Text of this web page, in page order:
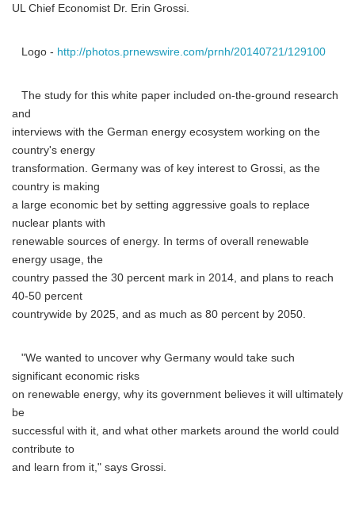
UL Chief Economist Dr. Erin Grossi.
Logo - http://photos.prnewswire.com/prnh/20140721/129100
The study for this white paper included on-the-ground research
and
interviews with the German energy ecosystem working on the
country's energy
transformation. Germany was of key interest to Grossi, as the
country is making
a large economic bet by setting aggressive goals to replace
nuclear plants with
renewable sources of energy. In terms of overall renewable
energy usage, the
country passed the 30 percent mark in 2014, and plans to reach
40-50 percent
countrywide by 2025, and as much as 80 percent by 2050.
"We wanted to uncover why Germany would take such
significant economic risks
on renewable energy, why its government believes it will ultimately
be
successful with it, and what other markets around the world could
contribute to
and learn from it," says Grossi.